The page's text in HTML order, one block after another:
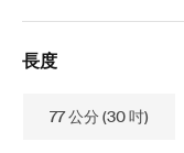
長度
77 公分 (30 吋)